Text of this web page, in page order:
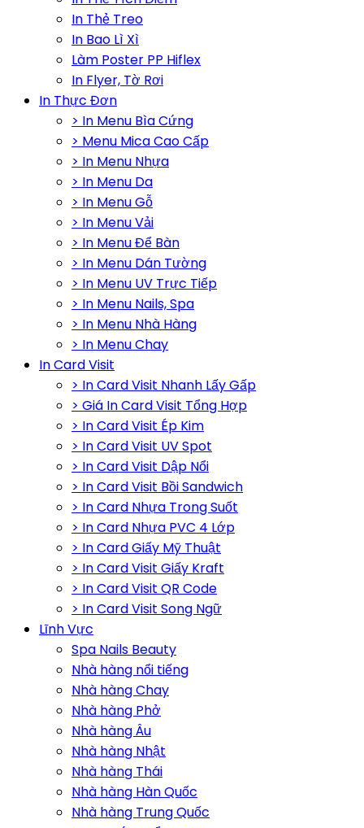
In Thẻ Treo
In Bao Lì Xì
Làm Poster PP Hiflex
In Flyer, Tờ Rơi
In Thực Đơn
> In Menu Bìa Cứng
> Menu Mica Cao Cấp
> In Menu Nhựa
> In Menu Da
> In Menu Gỗ
> In Menu Vải
> In Menu Để Bàn
> In Menu Dán Tường
> In Menu UV Trực Tiếp
> In Menu Nails, Spa
> In Menu Nhà Hàng
> In Menu Chay
In Card Visit
> In Card Visit Nhanh Lấy Gấp
> Giá In Card Visit Tổng Hợp
> In Card Visit Ép Kim
> In Card Visit UV Spot
> In Card Visit Dập Nổi
> In Card Visit Bồi Sandwich
> In Card Nhựa Trong Suốt
> In Card Nhựa PVC 4 Lớp
> In Card Giấy Mỹ Thuật
> In Card Visit Giấy Kraft
> In Card Visit QR Code
> In Card Visit Song Ngữ
Lĩnh Vực
Spa Nails Beauty
Nhà hàng nổi tiếng
Nhà hàng Chay
Nhà hàng Phở
Nhà hàng Âu
Nhà hàng Nhật
Nhà hàng Thái
Nhà hàng Hàn Quốc
Nhà hàng Trung Quốc